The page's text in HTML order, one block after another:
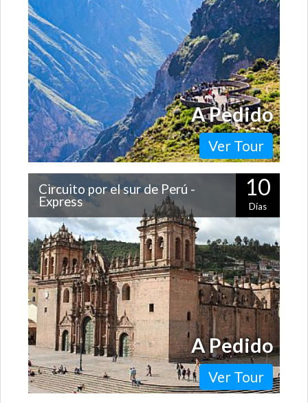
construcciones en sillar, Arequipa es una de las
ciudades más hermosas del Perú. Este recorrido…
Ver Tour
A Pedido
Circuito por el sur de Perú -
Express
10
Días
Recorre los principales atractivos de la zona sur del
Perú pasando por Lima, Arequipa, el Cañón del Colca, el
lago Titicaca, Cusco,…
Ver Tour
A Pedido